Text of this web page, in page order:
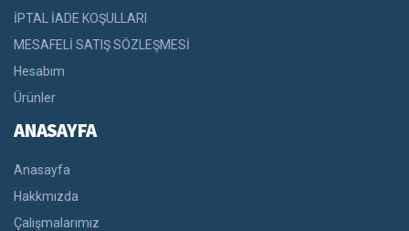
İPTAL İADE KOŞULLARI
MESAFELİ SATIŞ SÖZLEŞMESİ
Hesabım
Ürünler
ANASAYFA
Anasayfa
Hakkmızda
Çalışmalarımız